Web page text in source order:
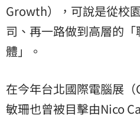
Growth），可說是從校
司、再一路做到高層的
體」。
在今年台北國際電腦展（
敏珊也曾被目擊由Nico